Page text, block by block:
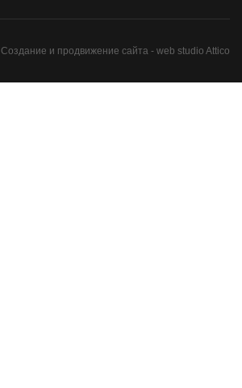
Создание и продвижение сайта - web studio Attico